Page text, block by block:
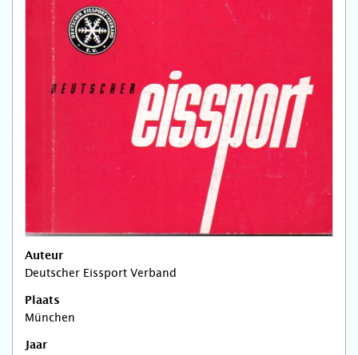
Auteur
Deutscher Eissport Verband
Plaats
München
Jaar